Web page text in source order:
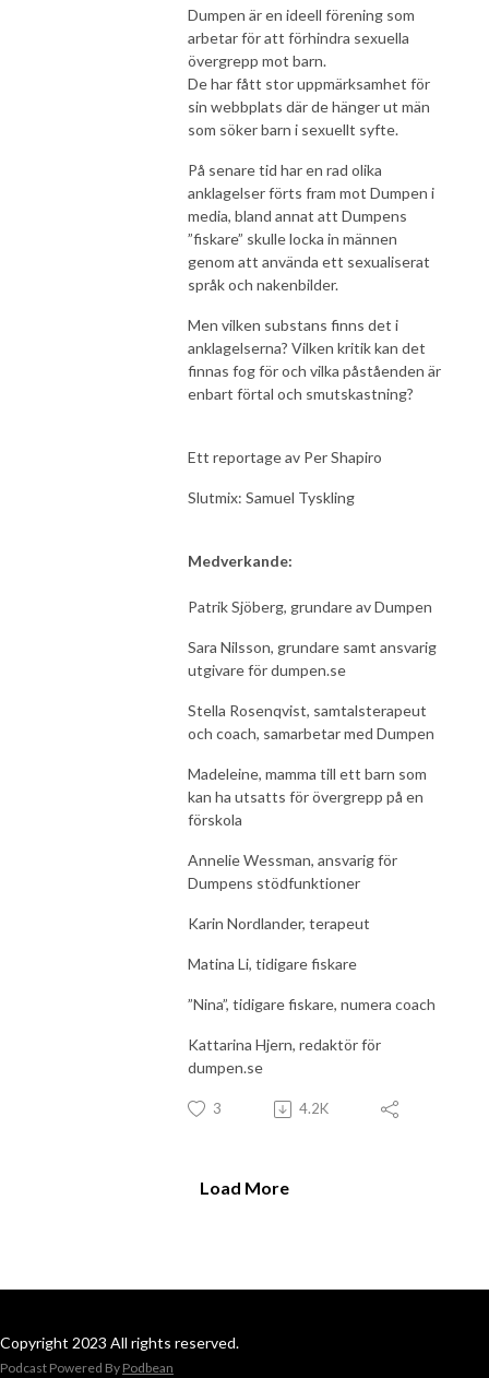
Dumpen är en ideell förening som
arbetar för att förhindra sexuella
övergrepp mot barn.
De har fått stor uppmärksamhet för
sin webbplats där de hänger ut män
som söker barn i sexuellt syfte.
På senare tid har en rad olika
anklagelser förts fram mot Dumpen i
media, bland annat att Dumpens
”fiskare” skulle locka in männen
genom att använda ett sexualiserat
språk och nakenbilder.
Men vilken substans finns det i
anklagelserna? Vilken kritik kan det
finnas fog för och vilka påståenden är
enbart förtal och smutskastning?
Ett reportage av Per Shapiro
Slutmix: Samuel Tyskling
Medverkande:
Patrik Sjöberg, grundare av Dumpen
Sara Nilsson, grundare samt ansvarig
utgivare för dumpen.se
Stella Rosenqvist, samtalsterapeut
och coach, samarbetar med Dumpen
Madeleine, mamma till ett barn som
kan ha utsatts för övergrepp på en
förskola
Annelie Wessman, ansvarig för
Dumpens stödfunktioner
Karin Nordlander, terapeut
Matina Li, tidigare fiskare
”Nina”, tidigare fiskare, numera coach
Kattarina Hjern, redaktör för
dumpen.se
3 4.2K
Load More
Copyright 2023 All rights reserved.
Podcast Powered By Podbean